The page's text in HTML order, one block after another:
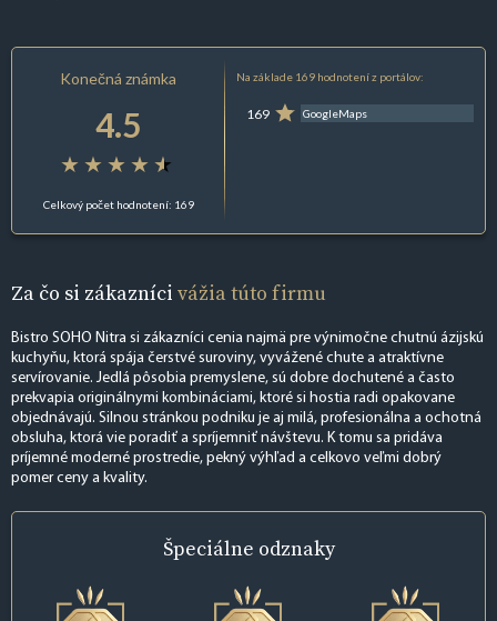
Konečná známka
4.5
Celkový počet hodnotení: 169
Na základe 169 hodnotení z portálov:
169 GoogleMaps
Za čo si zákazníci vážia túto firmu
Bistro SOHO Nitra si zákazníci cenia najmä pre výnimočne chutnú ázijskú
kuchyňu, ktorá spája čerstvé suroviny, vyvážené chute a atraktívne
servírovanie. Jedlá pôsobia premyslene, sú dobre dochutené a často
prekvapia originálnymi kombináciami, ktoré si hostia radi opakovane
objednávajú. Silnou stránkou podniku je aj milá, profesionálna a ochotná
obsluha, ktorá vie poradiť a spríjemniť návštevu. K tomu sa pridáva
príjemné moderné prostredie, pekný výhľad a celkovo veľmi dobrý
pomer ceny a kvality.
Špeciálne odznaky